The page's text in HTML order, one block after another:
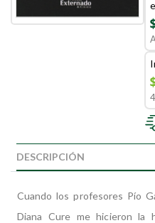
DESCRIPCIÓN
Cuando los profesores Pío
Diana Cure me hicieron la